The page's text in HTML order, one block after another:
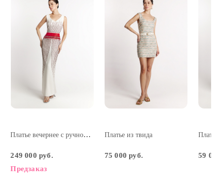
Платье вечернее с ручной вышивкой
249 000 руб.
Предзаказ
Платье из твида
75 000 руб. 59